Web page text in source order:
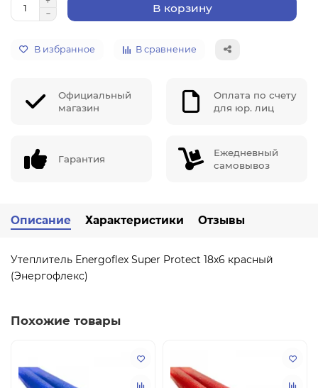
В корзину
В избранное В сравнение
Официальный
магазин
Оплата по счету
для юр. лиц
Гарантия
Ежедневный
самовывоз
Описание Характеристики Отзывы
Утеплитель Energoflex Super Protect 18х6 красный
(Энергофлекс)
Похожие товары